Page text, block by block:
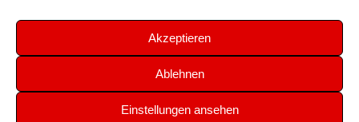
Akzeptieren
Ablehnen
Einstellungen ansehen
Theme